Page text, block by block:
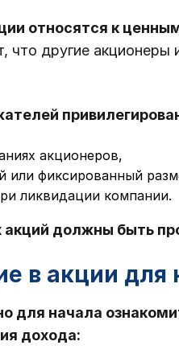
относятся к
что другие
акционеров,
или фиксированный
ликвидации компании.
должны быть
в акции
для начала
дохода: